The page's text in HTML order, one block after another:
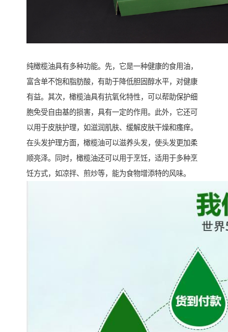
纯橄榄油具有多种功能。先，它是一种健康的食用油，
富含单不饱和脂肪酸，有助于降低胆固醇水平，对健康
有益。其次，橄榄油具有抗氧化特性，可以帮助保护细
胞免受自由基的损害，具有一定的作用。此外，它还可
以用于皮肤护理，如滋润肌肤、缓解皮肤干燥和瘙痒。
在头发护理方面，橄榄油可以滋养头发，使头发更加柔
顺亮泽。同时，橄榄油还可以用于烹饪，适用于多种烹
饪方式，如凉拌、煎炒等，能为食物增添特的风味。